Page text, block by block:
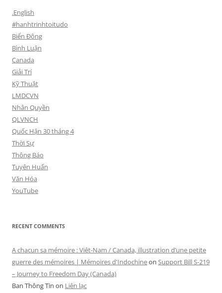
.English
#hanhtrinhtoitudo
Biển Đông
Bình Luận
Canada
Giải Trí
Kỹ Thuật
LMDCVN
Nhân Quyền
QLVNCH
Quốc Hận 30 tháng 4
Thời Sự
Thông Báo
Tuyên Huấn
Văn Hóa
YouTube
RECENT COMMENTS
A chacun sa mémoire : Viêt-Nam / Canada, illustration d’une petite
guerre des mémoires | Mémoires d'Indochineon Support Bill S-219
– Journey to Freedom Day (Canada)
Ban Thông Tin on Liên lạc